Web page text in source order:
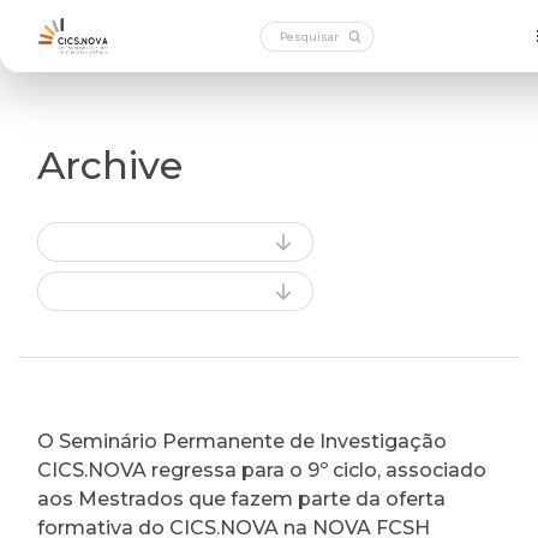
Archive
O Seminário Permanente de Investigação
CICS.NOVA regressa para o 9º ciclo, associado
aos Mestrados que fazem parte da oferta
formativa do CICS.NOVA na NOVA FCSH